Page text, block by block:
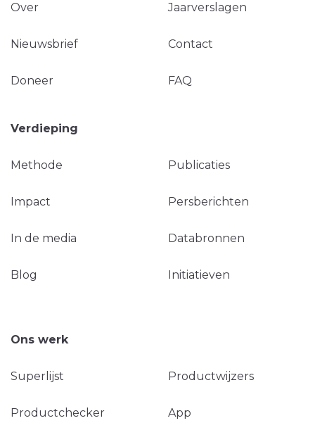
Over Jaarverslagen
Nieuwsbrief Contact
Doneer FAQ
Verdieping
Methode Publicaties
Impact Persberichten
In de media Databronnen
Blog Initiatieven
Ons werk
Superlijst Productwijzers
Productchecker App